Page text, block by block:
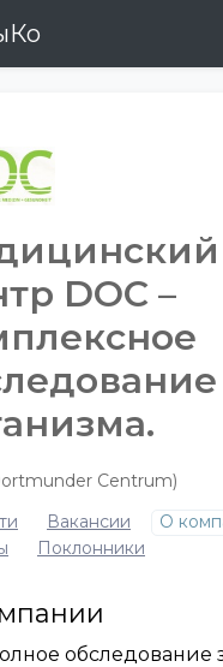
DOC –
Centrum)
Вакансии
О
Поклонники
обследование